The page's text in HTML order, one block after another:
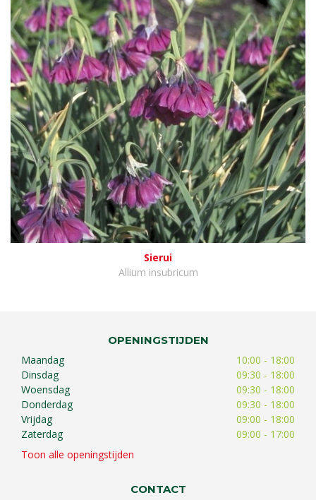
Sierui
Allium insubricum
OPENINGSTIJDEN
Maandag
10:00 - 18:00
Dinsdag
09:30 - 18:00
Woensdag
09:30 - 18:00
Donderdag
09:30 - 18:00
Vrijdag
09:00 - 18:00
Zaterdag
09:00 - 17:00
Toon alle openingstijden
CONTACT